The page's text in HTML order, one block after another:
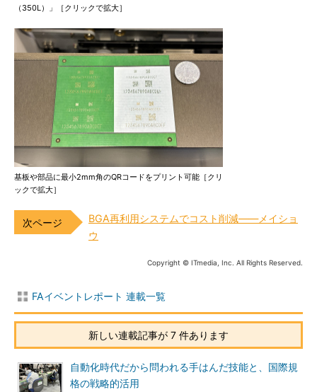
（350L）」［クリックで拡大］
基板や部品に最小2mm角のQRコードをプリント可能［クリ
ックで拡大］
BGA再利用システムでコスト削減――メイショ
ウ
Copyright © ITmedia, Inc. All Rights Reserved.
FAイベントレポート 連載一覧
新しい連載記事が 7 件あります
自動化時代だから問われる手はんだ技能と、国際規
格の戦略的活用